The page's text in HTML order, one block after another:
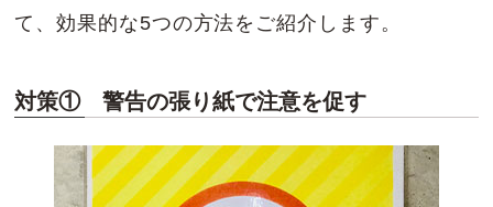
て、効果的な5つの方法をご紹介します。
対策① 警告の張り紙で注意を促す